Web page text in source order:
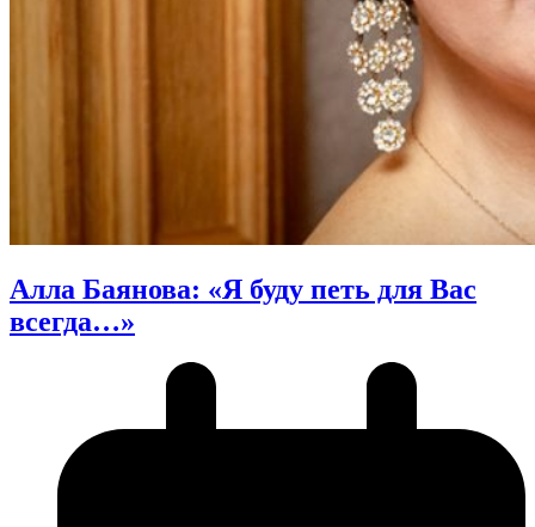
Алла Баянова: «Я буду петь для Вас
всегда…»